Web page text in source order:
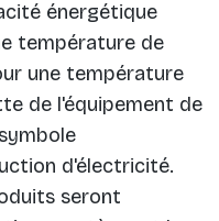
énergétique
température de
une température
de l'équipement de
d'électricité.
seront